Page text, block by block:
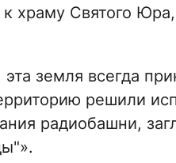
храму Святого
земля всегда
решили
радиобашни,